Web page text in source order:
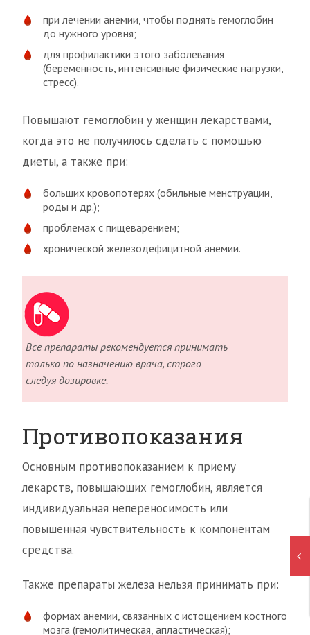
при лечении анемии, чтобы поднять гемоглобин
до нужного уровня;
для профилактики этого заболевания
(беременность, интенсивные физические нагрузки,
стресс).
Повышают гемоглобин у женщин лекарствами,
когда это не получилось сделать с помощью
диеты, а также при:
больших кровопотерях (обильные менструации,
роды и др.);
проблемах с пищеварением;
хронической железодефицитной анемии.
Все препараты рекомендуется принимать
только по назначению врача, строго
следуя дозировке.
Противопоказания
Основным противопоказанием к приему
лекарств, повышающих гемоглобин, является
индивидуальная непереносимость или
повышенная чувствительность к компонентам
средства.
Также препараты железа нельзя принимать при:
формах анемии, связанных с истощением костного
мозга (гемолитическая, апластическая);